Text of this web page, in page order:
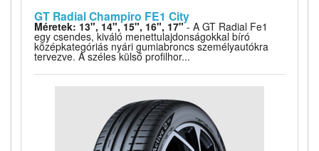
GT Radial Champiro FE1 City
Méretek: 13", 14", 15", 16", 17"- A GT Radial Fe1
egy csendes, kiváló menettulajdonságokkal bíró
középkategóriás nyári gumiabroncs személyautókra
tervezve. A széles külső profilhor...